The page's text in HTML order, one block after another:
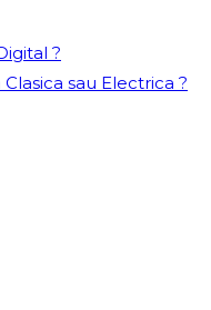
?
sau Electrica ?